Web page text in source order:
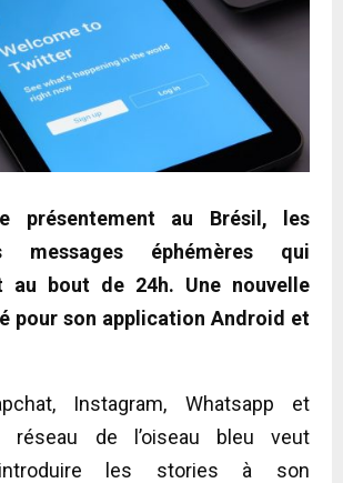
présentement au Brésil, les
messages éphémères qui
au bout de 24h. Une nouvelle
pour son application Android et
Instagram, Whatsapp et
réseau de l’oiseau bleu veut
introduire les stories à son